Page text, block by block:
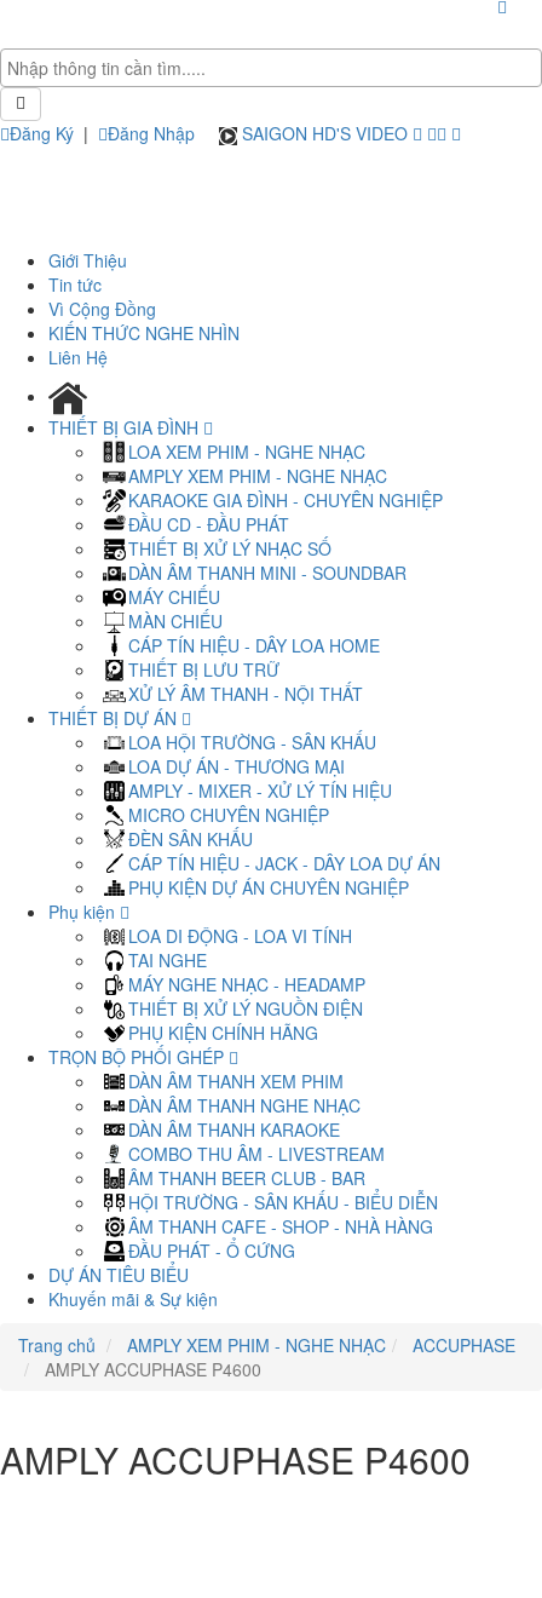
Đăng Ký | Đăng Nhập SAIGON HD'S VIDEO
Giới Thiệu
Tin tức
Vì Cộng Đồng
KIẾN THỨC NGHE NHÌN
Liên Hệ
THIẾT BỊ GIA ĐÌNH
LOA XEM PHIM - NGHE NHẠC
AMPLY XEM PHIM - NGHE NHẠC
KARAOKE GIA ĐÌNH - CHUYÊN NGHIỆP
ĐẦU CD - ĐẦU PHÁT
THIẾT BỊ XỬ LÝ NHẠC SỐ
DÀN ÂM THANH MINI - SOUNDBAR
MÁY CHIẾU
MÀN CHIẾU
CÁP TÍN HIỆU - DÂY LOA HOME
THIẾT BỊ LƯU TRỮ
XỬ LÝ ÂM THANH - NỘI THẤT
THIẾT BỊ DỰ ÁN
LOA HỘI TRƯỜNG - SÂN KHẤU
LOA DỰ ÁN - THƯƠNG MẠI
AMPLY - MIXER - XỬ LÝ TÍN HIỆU
MICRO CHUYÊN NGHIỆP
ĐÈN SÂN KHẤU
CÁP TÍN HIỆU - JACK - DÂY LOA DỰ ÁN
PHỤ KIỆN DỰ ÁN CHUYÊN NGHIỆP
Phụ kiện
LOA DI ĐỘNG - LOA VI TÍNH
TAI NGHE
MÁY NGHE NHẠC - HEADAMP
THIẾT BỊ XỬ LÝ NGUỒN ĐIỆN
PHỤ KIỆN CHÍNH HÃNG
TRỌN BỘ PHỐI GHÉP
DÀN ÂM THANH XEM PHIM
DÀN ÂM THANH NGHE NHẠC
DÀN ÂM THANH KARAOKE
COMBO THU ÂM - LIVESTREAM
ÂM THANH BEER CLUB - BAR
HỘI TRƯỜNG - SÂN KHẤU - BIỂU DIỄN
ÂM THANH CAFE - SHOP - NHÀ HÀNG
ĐẦU PHÁT - Ổ CỨNG
DỰ ÁN TIÊU BIỂU
Khuyến mãi & Sự kiện
Trang chủ
AMPLY XEM PHIM - NGHE NHẠC
ACCUPHASE
AMPLY ACCUPHASE P4600
AMPLY ACCUPHASE P4600